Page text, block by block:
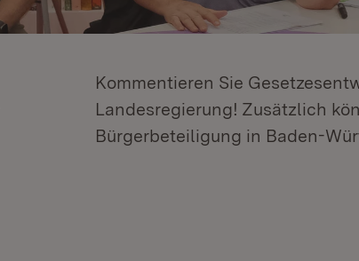
Kommentieren Sie
Landesregierung! Zusätzlich
Bürgerbeteiligung in Baden-